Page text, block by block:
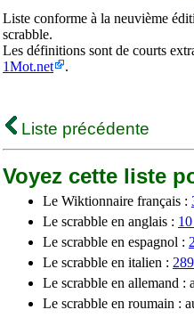
Liste conforme à la neuvième
scrabble.
Les définitions sont de courts
1Mot.net
.
Liste précédente
Voyez cette liste
Le Wiktionnaire français :
Le scrabble en anglais :
Le scrabble en espagnol :
Le scrabble en italien :
Le scrabble en allemand :
Le scrabble en roumain :